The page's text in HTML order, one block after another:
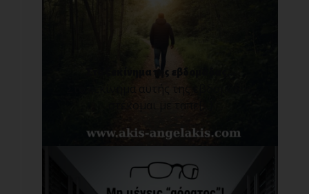
Στο ξεκίνημα της εβδομάδας...
Στο ξεκίνημα αυτής της εβδομάδας,